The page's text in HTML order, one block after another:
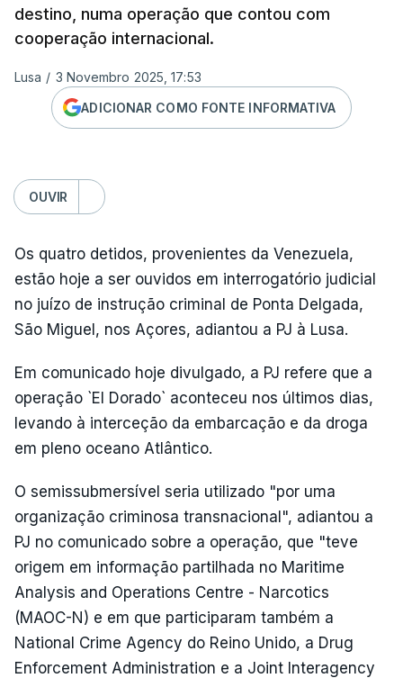
destino, numa operação que contou com
cooperação internacional.
Lusa / 3 Novembro 2025, 17:53
ADICIONAR COMO FONTE INFORMATIVA
OUVIR
Os quatro detidos, provenientes da Venezuela,
estão hoje a ser ouvidos em interrogatório judicial
no juízo de instrução criminal de Ponta Delgada,
São Miguel, nos Açores, adiantou a PJ à Lusa.
Em comunicado hoje divulgado, a PJ refere que a
operação `El Dorado` aconteceu nos últimos dias,
levando à interceção da embarcação e da droga
em pleno oceano Atlântico.
O semissubmersível seria utilizado "por uma
organização criminosa transnacional", adiantou a
PJ no comunicado sobre a operação, que "teve
origem em informação partilhada no Maritime
Analysis and Operations Centre - Narcotics
(MAOC-N) e em que participaram também a
National Crime Agency do Reino Unido, a Drug
Enforcement Administration e a Joint Interagency